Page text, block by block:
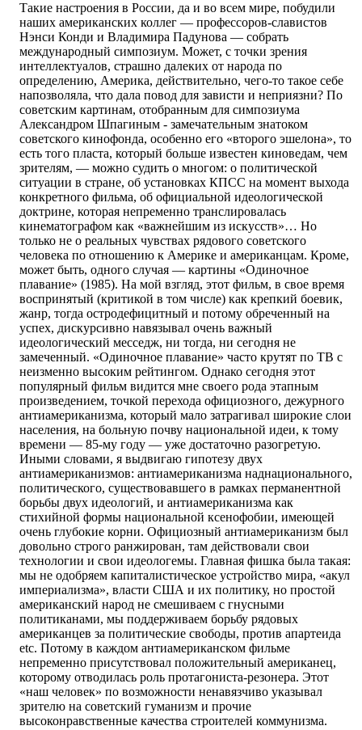
Такие настроения в России, да и во всем мире, побудили
наших американских коллег — профессоров-славистов
Нэнси Конди и Владимира Падунова — собрать
международный симпозиум. Может, с точки зрения
интеллектуалов, страшно далеких от народа по
определению, Америка, действительно, чего-то такое себе
напозволяла, что дала повод для зависти и неприязни? По
советским картинам, отобранным для симпозиума
Александром Шпагиным - замечательным знатоком
советского кинофонда, особенно его «второго эшелона», то
есть того пласта, который больше известен киноведам, чем
зрителям, — можно судить о многом: о политической
ситуации в стране, об установках КПСС на момент выхода
конкретного фильма, об официальной идеологической
доктрине, которая непременно транслировалась
кинематографом как «важнейшим из искусств»… Но
только не о реальных чувствах рядового советского
человека по отношению к Америке и американцам. Кроме,
может быть, одного случая — картины «Одиночное
плавание» (1985). На мой взгляд, этот фильм, в свое время
воспринятый (критикой в том числе) как крепкий боевик,
жанр, тогда остродефицитный и потому обреченный на
успех, дискурсивно навязывал очень важный
идеологический месседж, ни тогда, ни сегодня не
замеченный. «Одиночное плавание» часто крутят по ТВ с
неизменно высоким рейтингом. Однако сегодня этот
популярный фильм видится мне своего рода этапным
произведением, точкой перехода официозного, дежурного
антиамериканизма, который мало затрагивал широкие слои
населения, на больную почву национальной идеи, к тому
времени — 85-му году — уже достаточно разогретую.
Иными словами, я выдвигаю гипотезу двух
антиамериканизмов: антиамериканизма наднационального,
политического, существовавшего в рамках перманентной
борьбы двух идеологий, и антиамериканизма как
стихийной формы национальной ксенофобии, имеющей
очень глубокие корни. Официозный антиамериканизм был
довольно строго ранжирован, там действовали свои
технологии и свои идеологемы. Главная фишка была такая:
мы не одобряем капиталистическое устройство мира, «акул
империализма», власти США и их политику, но простой
американский народ не смешиваем с гнусными
политиканами, мы поддерживаем борьбу рядовых
американцев за политические свободы, против апартеида
etc. Потому в каждом антиамериканском фильме
непременно присутствовал положительный американец,
которому отводилась роль протагониста-резонера. Этот
«наш человек» по возможности ненавязчиво указывал
зрителю на советский гуманизм и прочие
высоконравственные качества строителей коммунизма.